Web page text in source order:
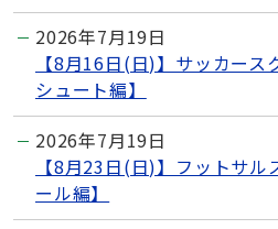
2026年7月19日
【8月16日(日)】サッカー
シュート編】
2026年7月19日
【8月23日(日)】フットサ
ール編】